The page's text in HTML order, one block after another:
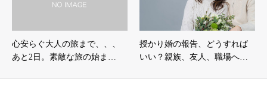
心安らぐ大人の旅まで、、、
あと2日。素敵な旅の始ま…
授かり婚の報告、どうすれば
いい？親族、友人、職場へ…